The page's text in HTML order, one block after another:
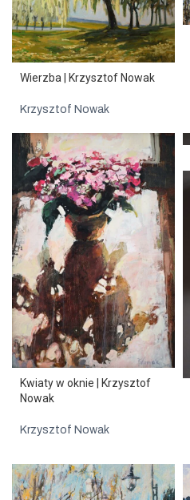
Wierzba | Krzysztof Nowak
Krzysztof Nowak
Kwiaty w oknie | Krzysztof
Nowak
Krzysztof Nowak